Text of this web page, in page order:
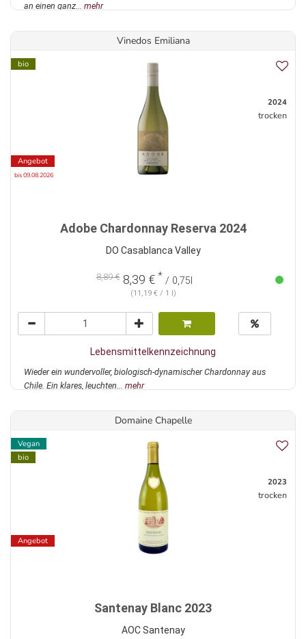
an einen ganz... mehr
Vinedos Emiliana
bio
Angebot
bis 09.08.2026
2024
trocken
Adobe Chardonnay Reserva 2024
DO Casablanca Valley
8,89 €8,39 € * / 0,75l
(11,19 € / 1 l)
Lebensmittelkennzeichnung
Wieder ein wundervoller, biologisch-dynamischer Chardonnay aus
Chile. Ein klares, leuchten... mehr
Domaine Chapelle
Vegan
bio
Angebot
2023
trocken
Santenay Blanc 2023
AOC Santenay